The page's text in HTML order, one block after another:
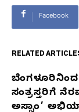
Facebook
RELATED
RELATED
ARTICLES
ಬೆಂಗಳೂರಿನಿಂದ
ಸಂತ್ರಸ್ತರಿಗೆ
ಅಸ್ಸಾಂ’